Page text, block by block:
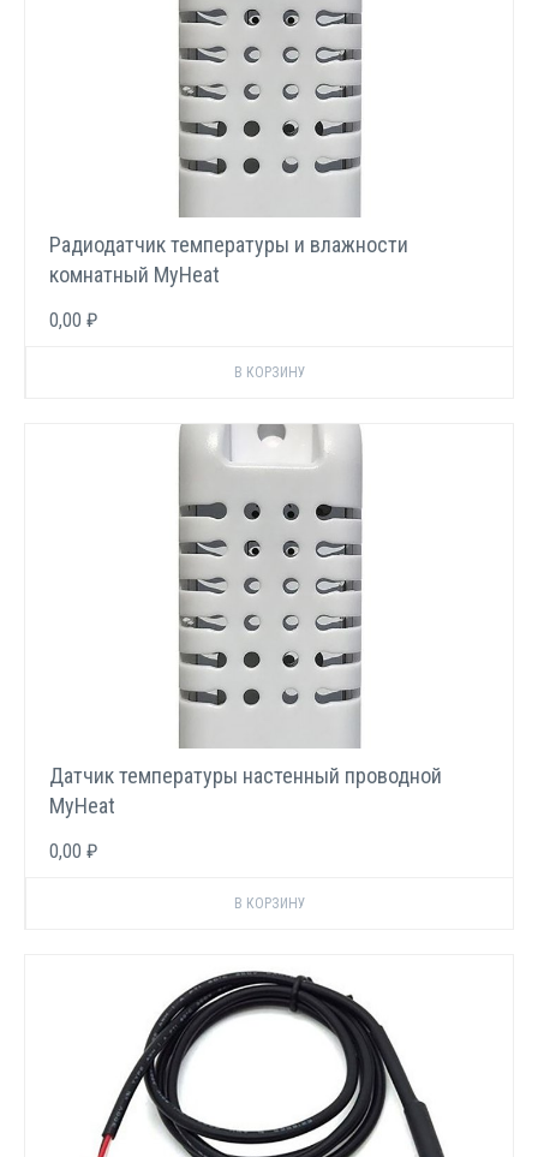
Радиодатчик температуры и влажности
комнатный MyHeat
0,00 ₽
Датчик температуры настенный проводной
MyHeat
0,00 ₽